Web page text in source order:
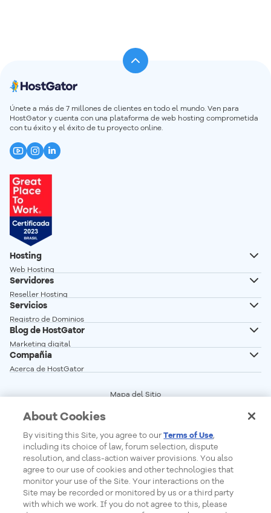
Únete a más de 7 millones de clientes en todo el mundo. Ven para
HostGator y cuenta con una plataforma de web hosting comprometida
con tu éxito y el éxito de tu proyecto online.
Hosting
Web Hosting
Hosting Wordpress
Creador de Sitios
Servidores
Reseller Hosting
Servidor VPS
Servidor VPS n8n autoalojado
Servidor Dedicado Linux
Servidor Dedicado Windows
Servicios
Registro de Dominios
Transferencia de Dominios
Correo profesional
Blog de HostGator
Marketing digital
Desarrollo Web
Compañia
Acerca de HostGator
Precios
Status de los Servicios
Report Ethical Hacking
Mapa del Sitio
Central de Privacidad
Cookie Settings
Do Not Sell My Personal Information
Formas de Pago
About Cookies
By visiting this Site, you agree to ourTerms of Use,
including its choice of law, forum selection, dispute
resolution, and class-action waiver provisions. You also
agree to our use of cookies and other technologies that
monitor your use of the Site. Your interactions on the
Site may be recorded or monitored by us or a third party
with which we work. If you do not agree to this, please